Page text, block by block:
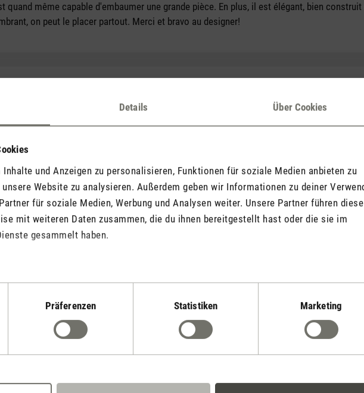
Details Über Cookies
und Anzeigen zu personalisieren, Funktionen für soziale Medien anbieten zu
Website zu analysieren. Außerdem geben wir Informationen zu deiner
für soziale Medien, Werbung und Analysen weiter. Unsere Partner führen diese
mit weiteren Daten zusammen, die du ihnen bereitgestellt hast oder die sie im
gesammelt haben.
Präferenzen Statistiken Marketing
quand même capable d'embaumer une grande pièce. En plus, il est élégant, bien
on peut le placer partout. Merci et bravo au designer!
has a clean modern design. love he fact that it is easy to use and clean.
spa and absolutely love them!
color!